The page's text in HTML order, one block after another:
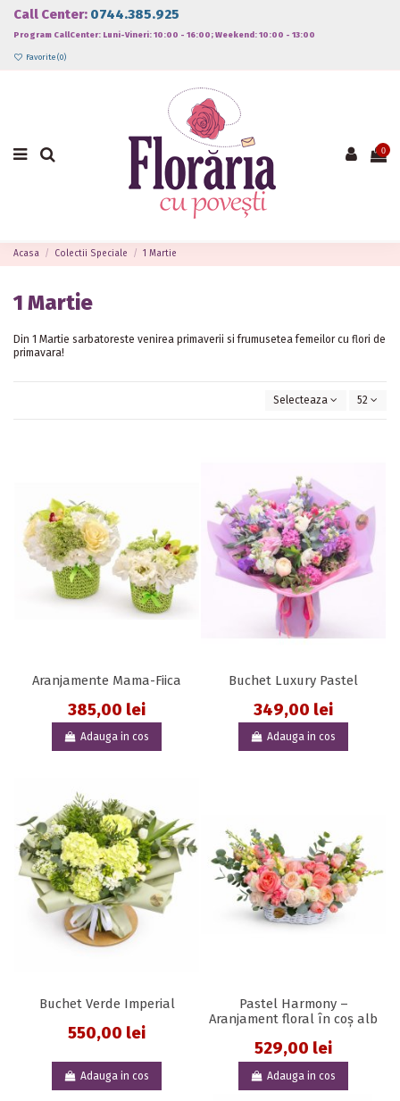
Call Center: 0744.385.925
Program CallCenter: Luni-Vineri: 10:00 - 16:00; Weekend: 10:00 - 13:00
Favorite (0)
0
Acasa Colectii Speciale 1 Martie
1 Martie
Din 1 Martie sarbatoreste venirea primaverii si frumusetea femeilor cu flori de
primavara!
Selecteaza 52
Aranjamente Mama-Fiica
385,00 lei
Adauga in cos
Buchet Luxury Pastel
349,00 lei
Adauga in cos
Buchet Verde Imperial
550,00 lei
Adauga in cos
Pastel Harmony –
Aranjament floral în coș alb
529,00 lei
Adauga in cos